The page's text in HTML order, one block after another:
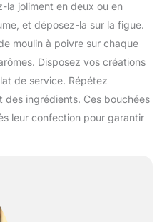
la joliment en deux ou en
et déposez-la sur la figue.
moulin à poivre sur chaque
Disposez vos créations
de service. Répétez
des ingrédients. Ces bouchées
leur confection pour garantir